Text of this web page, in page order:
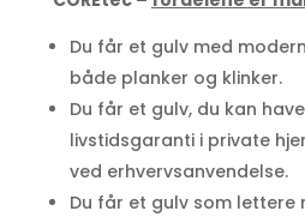
Du får et gulv med
både planker og klinker.
Du får et gulv, du kan
livstidsgaranti i private
ved erhvervsanvendelse.
Du får et gulv som lettere